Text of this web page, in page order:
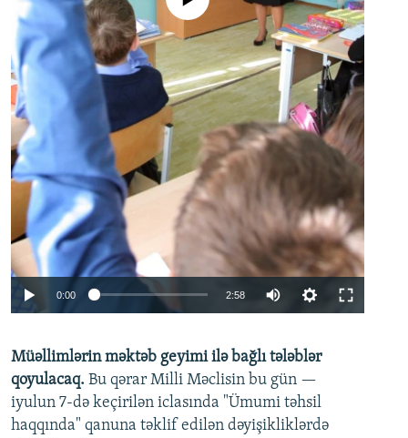
0:00 2:58
360p
480p
720p
Müəllimlərin məktəb geyimi ilə bağlı tələblər
qoyulacaq. Bu qərar Milli Məclisin bu gün —
iyulun 7-də keçirilən iclasında "Ümumi təhsil
haqqında" qanuna təklif edilən dəyişikliklərdə